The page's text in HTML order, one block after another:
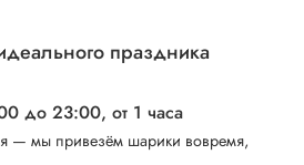
праздника
до 23:00, от 1 часа
— мы привезём шарики вовремя,